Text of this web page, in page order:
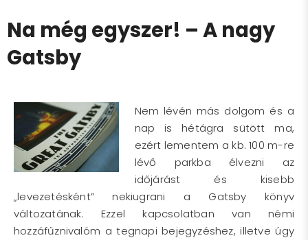
Na még egyszer! – A nagy
Gatsby
Nem lévén más dolgom és a
nap is hétágra sütött ma,
ezért lementem a kb. 100 m-re
lévő parkba élvezni az
időjárást és kisebb
„levezetésként” nekiugrani a Gatsby könyv
változatának. Ezzel kapcsolatban van némi
hozzáfűznivalóm a tegnapi bejegyzéshez, illetve úgy